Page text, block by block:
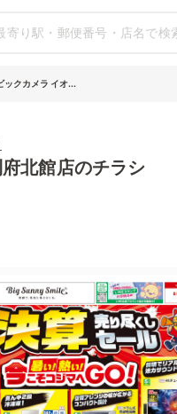
ックカメラ イオ...
北館店のチラシ